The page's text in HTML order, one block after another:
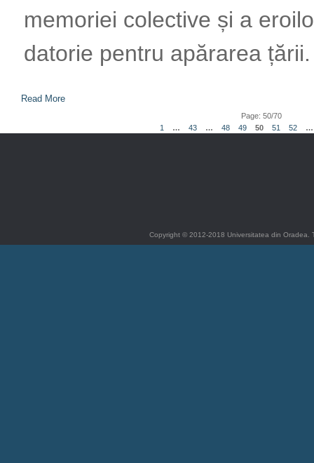
memoriei colective și a
datorie pentru apărarea țării.
Read More
Page: 50/70
1
… 43 … 48 49 50 51 52 …
Copyright © 2012-2018 Universitatea din Oradea.